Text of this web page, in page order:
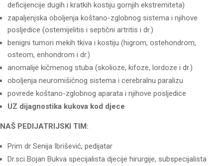
deficijencije dugih i kratkih kostiju gornjih ekstremiteta)
zapaljenjska oboljenja koštano-zglobnog sistema i njihove
posljedice (ostemijelitis i septični artritis i dr.)
benigni tumori mekih tkiva i kostiju (higrom, ostehondrom,
osteom, enhondrom i dr.)
anomalije kičmenog stuba (skolioze, kifoze, lordoze i dr.)
oboljenja neuromišićnog sistema i cerebralnu paralizu
povrede koštano-zglobnog aparata i njihove posljedice
UZ dijagnostika kukova kod djece
NAŠ PEDIJATRIJSKI TIM:
Prim dr Senija Ibrišević, pedijatar
Dr.sci Bojan Bukva specijalista djecije hirurgije, subspecijalista